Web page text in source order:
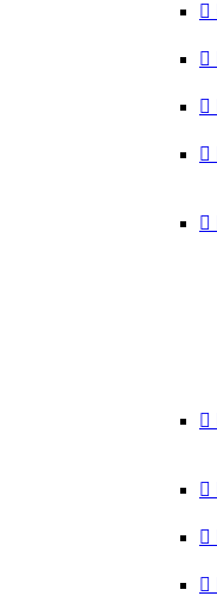








